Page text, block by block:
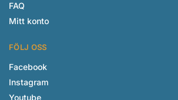
FAQ
Mitt konto
FÖLJ OSS
Facebook
Instagram
Youtube